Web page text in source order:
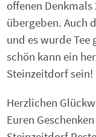
offenen
übergeben. Auch
und es wurde Tee
schön kann ein
Steinzeitdorf sein!
Herzlichen
Euren